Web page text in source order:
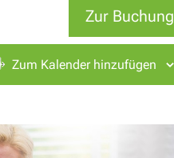
Zur Buchung
Zum Kalender hinzufügen